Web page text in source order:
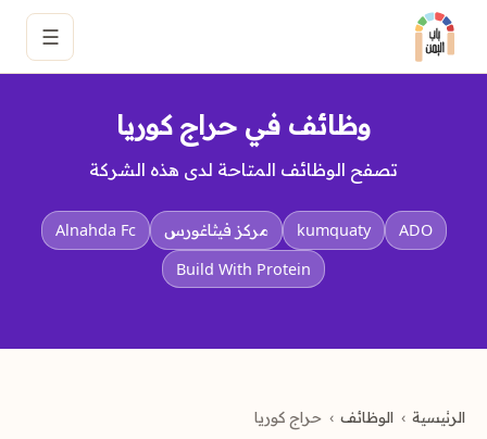
☰
وظائف في حراج كوريا
تصفح الوظائف المتاحة لدى هذه الشركة
ADO
kumquaty مركز فيثاغورس
Alnahda Fc
Build With Protein
الرئيسية الوظائف حراج كوريا